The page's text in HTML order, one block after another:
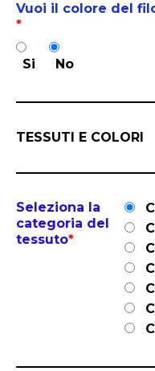
Vuoi il colore del
*
Si No
TESSUTI E COLORI
Seleziona la
categoria del
tessuto*